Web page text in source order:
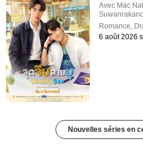
Avec Mac
Romance
6 août 2026
Nouvelles séries en